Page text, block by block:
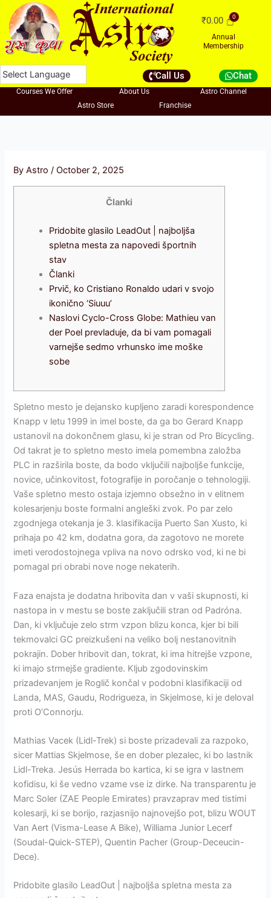
Skip
content
₹0.00
Annual
Membership
Call Us Chat
Courses We Offer About Us
Astro Channel
Astro Store
Franchise
ByAstro/October 2, 2025
Članki
Pridobite glasilo LeadOut | najboljša
spletna mesta za napovedi športnih
stav
Članki
Prvič, ko Cristiano Ronaldo udari v svojo
ikonično ‘Siuuu’
Naslovi Cyclo-Cross Globe: Mathieu van
der Poel prevladuje, da bi vam pomagali
varnejše sedmo vrhunsko ime moške
sobe
Spletno mesto je dejansko kupljeno zaradi korespondence
Knapp v letu 1999 in imel boste, da ga bo Gerard Knapp
ustanovil na dokončnem glasu, ki je stran od Pro Bicycling.
Od takrat je to spletno mesto imela pomembna založba
PLC in razširila boste, da bodo vključili najboljše funkcije,
novice, učinkovitost, fotografije in poročanje o tehnologiji.
Vaše spletno mesto ostaja izjemno obsežno in v elitnem
kolesarjenju boste formalni angleški zvok. Po par zelo
zgodnjega otekanja je 3. klasifikacija Puerto San Xusto, ki
prihaja po 42 km, dodatna gora, da zagotovo ne morete
imeti verodostojnega vpliva na novo odrsko vod, ki ne bi
pomagal pri obrabi nove noge nekaterih.
Faza enajsta je dodatna hribovita dan v vaši skupnosti, ki
nastopa in v mestu se boste zaključili stran od Padróna.
Dan, ki vključuje zelo strm vzpon blizu konca, kjer bi bili
tekmovalci GC preizkušeni na veliko bolj nestanovitnih
pokrajin. Dober hribovit dan, tokrat, ki ima hitrejše vzpone,
ki imajo strmejše gradiente. Kljub zgodovinskim
prizadevanjem je Roglič končal v podobni klasifikaciji od
Landa, MAS, Gaudu, Rodrigueza, in Skjelmose, ki je deloval
proti O’Connorju.
Mathias Vacek (Lidl-Trek) si boste prizadevali za razpoko,
sicer Mattias Skjelmose, še en dober plezalec, ki bo lastnik
Lidl-Treka. Jesús Herrada bo kartica, ki se igra v lastnem
kofidisu, ki še vedno vzame vse iz dirke. Na transparentu je
Marc Soler (ZAE People Emirates) pravzaprav med tistimi
kolesarji, ki se borijo, razjasnijo najnovejšo pot, blizu WOUT
Van Aert (Visma-Lease A Bike), Williama Junior Lecerf
(Soudal-Quick-STEP), Quentin Pacher (Group-Deceucin-
Dece).
Pridobite glasilo LeadOut | najboljša spletna mesta za